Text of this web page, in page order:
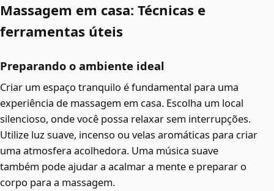
Massagem em casa: Técnicas e
ferramentas úteis
Preparando o ambiente ideal
Criar um espaço tranquilo é fundamental para uma
experiência de massagem em casa. Escolha um local
silencioso, onde você possa relaxar sem interrupções.
Utilize luz suave, incenso ou velas aromáticas para criar
uma atmosfera acolhedora. Uma música suave
também pode ajudar a acalmar a mente e preparar o
corpo para a massagem.